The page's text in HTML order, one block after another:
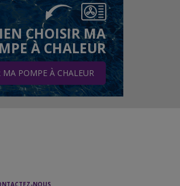
CHOISIR MA
À CHALEUR
MA POMPE À CHALEUR
NOUS